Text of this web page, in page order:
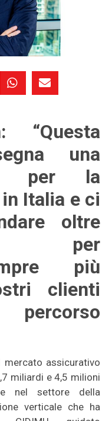
“Questa
una
per la
Italia e ci
oltre
per
più
clienti
percorso
mercato assicurativo
miliardi e 4,5 milioni
nel settore della
verticale che ha